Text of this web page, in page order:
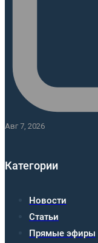
Авг 7, 2026
Категории
Новости
Статьи
Прямые эфиры